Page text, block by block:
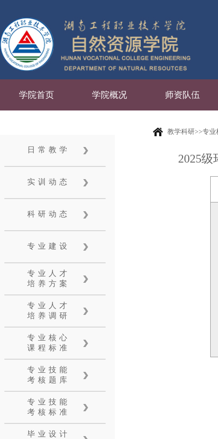
学院首页 学院概况 师资队伍
日常教学
实训动态
科研动态
专业建设
专业人才
培养方案
专业人才
培养调研
专业核心
课程标准
专业技能
考核题库
专业技能
考核标准
毕业设计
教学科研>>专
2025